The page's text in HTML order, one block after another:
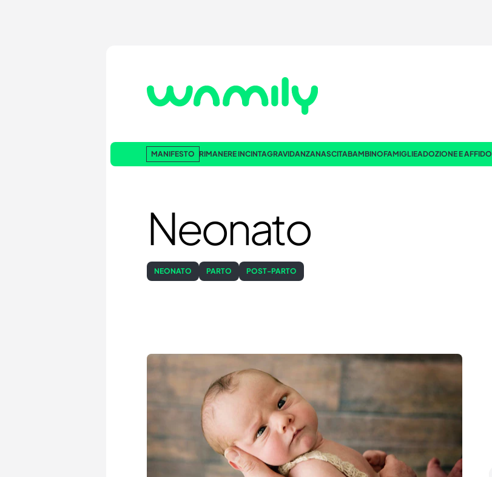
MANIFESTO RIMANERE INCINTAGRAVIDANZANASCITABAMBINOFAMIGLIEADOZIONE E AFFIDO
Neonato
NEONATO PARTO POST-PARTO